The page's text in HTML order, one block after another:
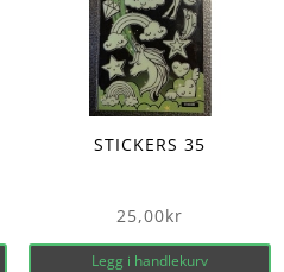
STICKERS 35
25,00kr
Legg i handlekurv